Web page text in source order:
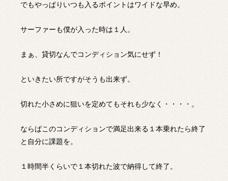
でもやっぱりいつも入るポイントはワイドな早め。
サーファーも僕が入った時は１人。
まぁ、貸切なんでコンディション気にせず！
といきたい所ですがそうも出来ず。
切れた小さめに狙いを定めてもそれも少なく・・・・。
ならばこのコンディションで満足出来る１本乗れたら終了
と自分に課題を。
１時間半くらいで１本切れた波で納得して終了。